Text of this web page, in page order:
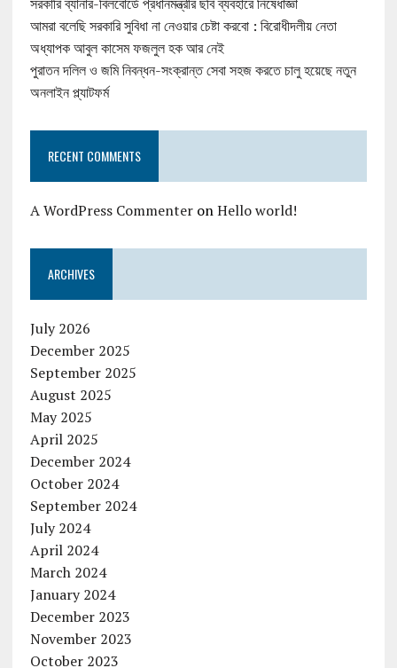
আমরা বলেছি সরকারি সুবিধা না নেওয়ার চেষ্টা করবো : বিরোধীদলীয় নেতা
অধ্যাপক আবুল কাসেম ফজলুল হক আর নেই
পুরাতন দলিল ও জমি নিবন্ধন-সংক্রান্ত সেবা সহজ করতে চালু হয়েছে নতুন
অনলাইন প্ল্যাটফর্ম
RECENT COMMENTS
A WordPress CommenteronHello world!
ARCHIVES
July 2026
December 2025
September 2025
August 2025
May 2025
April 2025
December 2024
October 2024
September 2024
July 2024
April 2024
March 2024
January 2024
December 2023
November 2023
October 2023